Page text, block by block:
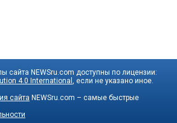
сайта NEWSru.com доступны по лицензии:
4.0 International , если не указано иное.
сайта NEWSru.com – самые быстрые